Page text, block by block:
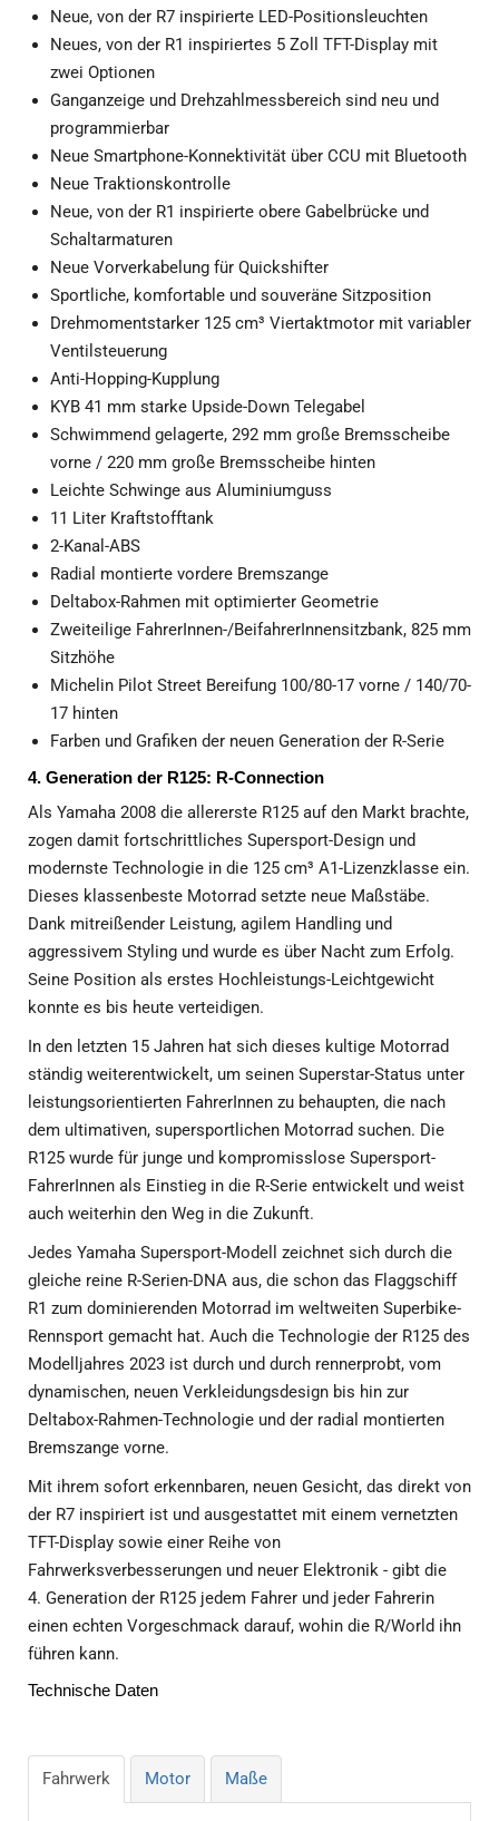
Neue, von der R7 inspirierte LED-Positionsleuchten
Neues, von der R1 inspiriertes 5 Zoll TFT-Display mit
zwei Optionen
Ganganzeige und Drehzahlmessbereich sind neu und
programmierbar
Neue Smartphone-Konnektivität über CCU mit Bluetooth
Neue Traktionskontrolle
Neue, von der R1 inspirierte obere Gabelbrücke und
Schaltarmaturen
Neue Vorverkabelung für Quickshifter
Sportliche, komfortable und souveräne Sitzposition
Drehmomentstarker 125 cm³ Viertaktmotor mit variabler
Ventilsteuerung
Anti-Hopping-Kupplung
KYB 41 mm starke Upside-Down Telegabel
Schwimmend gelagerte, 292 mm große Bremsscheibe
vorne / 220 mm große Bremsscheibe hinten
Leichte Schwinge aus Aluminiumguss
11 Liter Kraftstofftank
2-Kanal-ABS
Radial montierte vordere Bremszange
Deltabox-Rahmen mit optimierter Geometrie
Zweiteilige FahrerInnen-/BeifahrerInnensitzbank, 825 mm
Sitzhöhe
Michelin Pilot Street Bereifung 100/80-17 vorne / 140/70-
17 hinten
Farben und Grafiken der neuen Generation der R-Serie
4. Generation der R125: R-Connection
Als Yamaha 2008 die allererste R125 auf den Markt brachte,
zogen damit fortschrittliches Supersport-Design und
modernste Technologie in die 125 cm³ A1-Lizenzklasse ein.
Dieses klassenbeste Motorrad setzte neue Maßstäbe.
Dank mitreißender Leistung, agilem Handling und
aggressivem Styling und wurde es über Nacht zum Erfolg.
Seine Position als erstes Hochleistungs-Leichtgewicht
konnte es bis heute verteidigen.
In den letzten 15 Jahren hat sich dieses kultige Motorrad
ständig weiterentwickelt, um seinen Superstar-Status unter
leistungsorientierten FahrerInnen zu behaupten, die nach
dem ultimativen, supersportlichen Motorrad suchen. Die
R125 wurde für junge und kompromisslose Supersport-
FahrerInnen als Einstieg in die R-Serie entwickelt und weist
auch weiterhin den Weg in die Zukunft.
Jedes Yamaha Supersport-Modell zeichnet sich durch die
gleiche reine R-Serien-DNA aus, die schon das Flaggschiff
R1 zum dominierenden Motorrad im weltweiten Superbike-
Rennsport gemacht hat. Auch die Technologie der R125 des
Modelljahres 2023 ist durch und durch rennerprobt, vom
dynamischen, neuen Verkleidungsdesign bis hin zur
Deltabox-Rahmen-Technologie und der radial montierten
Bremszange vorne.
Mit ihrem sofort erkennbaren, neuen Gesicht, das direkt von
der R7 inspiriert ist und ausgestattet mit einem vernetzten
TFT-Display sowie einer Reihe von
Fahrwerksverbesserungen und neuer Elektronik - gibt die
4. Generation der R125 jedem Fahrer und jeder Fahrerin
einen echten Vorgeschmack darauf, wohin die R/World ihn
führen kann.
Technische Daten
Fahrwerk Motor Maße